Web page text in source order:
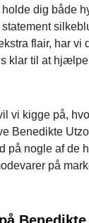
holde dig både
flair, har vi
klar til at
vi kigge på,
Benedikte
på nogle af de
på